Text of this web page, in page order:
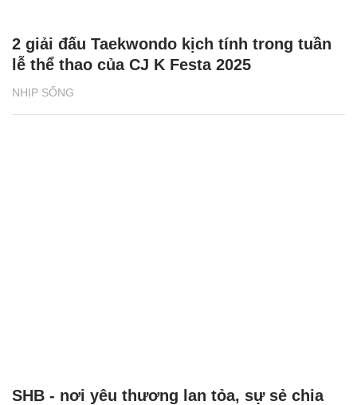
NHỊP SỐNG
2 giải đấu Taekwondo kịch tính trong tuần
lễ thể thao của CJ K Festa 2025
SHB - nơi yêu thương lan tỏa, sự sẻ chia